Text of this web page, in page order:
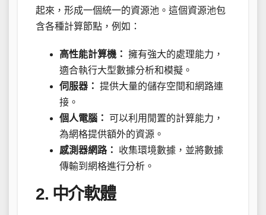
起來，形成一個統一的資源池。這個資源池包
含各種計算節點，例如：
高性能計算機： 擁有強大的處理能力，
適合執行大型數據分析和模擬。
伺服器： 提供大量的儲存空間和網路連
接。
個人電腦： 可以利用閒置的計算能力，
為網格提供額外的資源。
感測器網路：
收集環境數據，並將數據
傳輸到網格進行分析。
2. 中介軟體